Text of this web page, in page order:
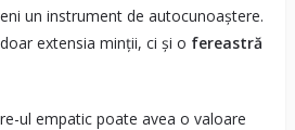
un instrument de autocunoaștere.
extensia minții, ci și o fereastră
ul empatic poate avea o valoare